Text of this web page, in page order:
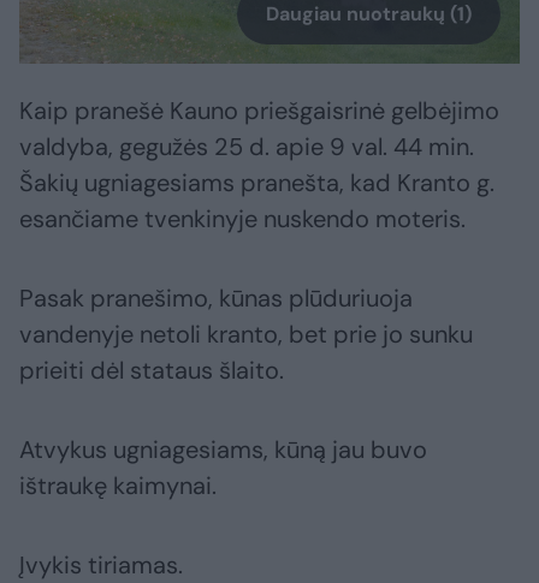
Daugiau nuotraukų (1)
Kaip pranešė Kauno priešgaisrinė gelbėjimo
valdyba, gegužės 25 d. apie 9 val. 44 min.
Šakių ugniagesiams pranešta, kad Kranto g.
esančiame tvenkinyje nuskendo moteris.
Pasak pranešimo, kūnas plūduriuoja
vandenyje netoli kranto, bet prie jo sunku
prieiti dėl stataus šlaito.
Atvykus ugniagesiams, kūną jau buvo
ištraukę kaimynai.
Įvykis tiriamas.